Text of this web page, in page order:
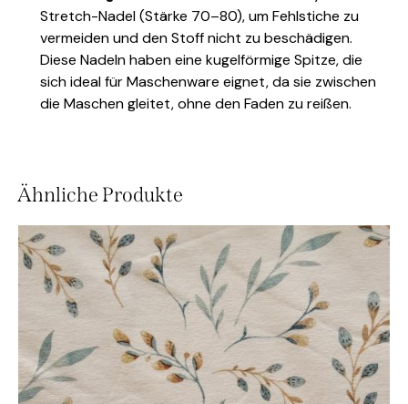
Stretch-Nadel (Stärke 70–80), um Fehlstiche zu
vermeiden und den Stoff nicht zu beschädigen.
Diese Nadeln haben eine kugelförmige Spitze, die
sich ideal für Maschenware eignet, da sie zwischen
die Maschen gleitet, ohne den Faden zu reißen.
Ähnliche Produkte